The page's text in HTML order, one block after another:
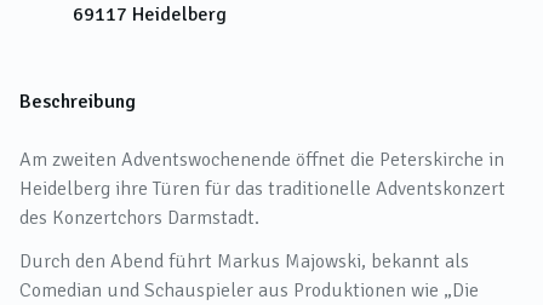
69117 Heidelberg
Beschreibung
Am zweiten Adventswochenende öffnet die Peterskirche in
Heidelberg ihre Türen für das traditionelle Adventskonzert
des Konzertchors Darmstadt.
Durch den Abend führt Markus Majowski, bekannt als
Comedian und Schauspieler aus Produktionen wie „Die